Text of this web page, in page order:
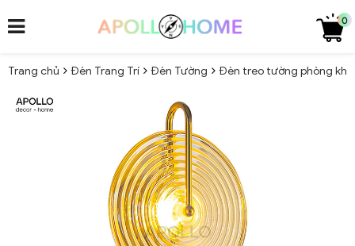
0
Trang chủ Đèn Trang Trí Đèn Tường Đèn treo tường phòng